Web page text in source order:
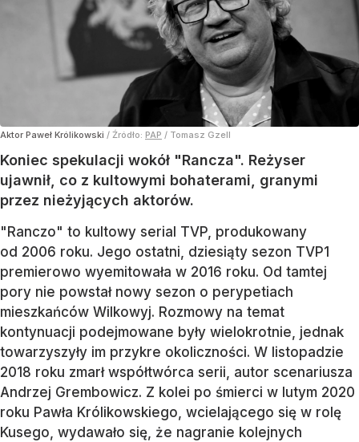
Aktor Paweł Królikowski / Źródło: PAP / Tomasz Gzell
Koniec spekulacji wokół "Rancza". Reżyser
ujawnił, co z kultowymi bohaterami, granymi
przez nieżyjących aktorów.
"Ranczo" to kultowy serial TVP, produkowany
od 2006 roku. Jego ostatni, dziesiąty sezon TVP1
premierowo wyemitowała w 2016 roku. Od tamtej
pory nie powstał nowy sezon o perypetiach
mieszkańców Wilkowyj. Rozmowy na temat
kontynuacji podejmowane były wielokrotnie, jednak
towarzyszyły im przykre okoliczności. W listopadzie
2018 roku zmarł współtwórca serii, autor scenariusza
Andrzej Grembowicz. Z kolei po śmierci w lutym 2020
roku Pawła Królikowskiego, wcielającego się w rolę
Kusego, wydawało się, że nagranie kolejnych